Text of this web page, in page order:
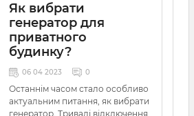
Як вибрати
генератор для
приватного
будинку?
06 04 2023 0
Останнім часом стало особливо
актуальним питання, як вибрати
генератор. Тривалі відключення